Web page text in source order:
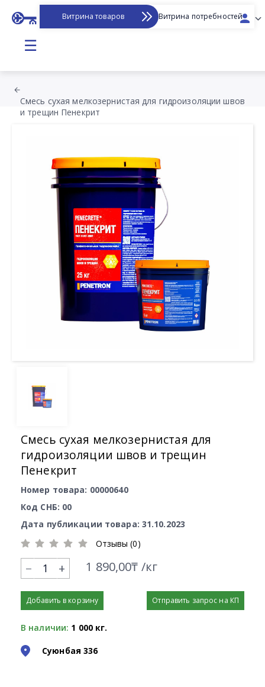
Витрина товаров Витрина потребностей
☰
Смесь сухая мелкозернистая для гидроизоляции швов
и трещин Пенекрит
Смесь сухая мелкозернистая для
гидроизоляции швов и трещин
Пенекрит
Номер товара: 00000640
Код СНБ: 00
Дата публикации товара: 31.10.2023
Отзывы (0)
+ 1 890,00₸ /кг
Добавить в корзину Отправить запрос на КП
В наличии: 1 000 кг.
Суюнбая 336